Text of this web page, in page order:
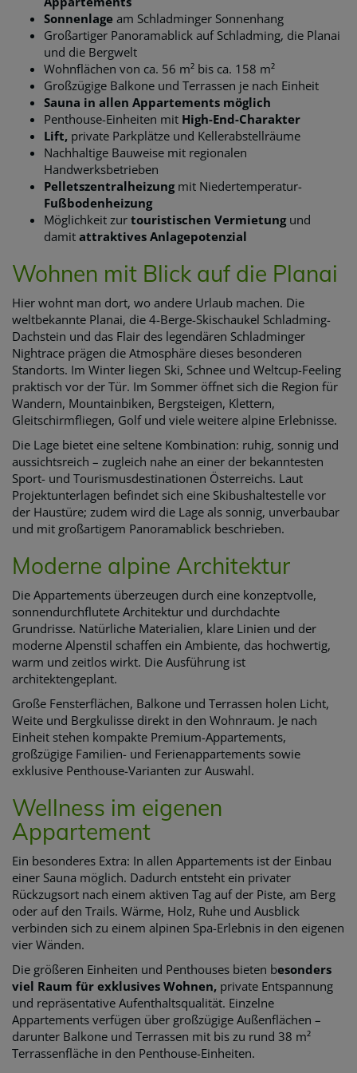
Sonnenlage am Schladminger Sonnenhang
Großartiger Panoramablick auf Schladming, die Planai
und die Bergwelt
Wohnflächen von ca. 56 m² bis ca. 158 m²
Großzügige Balkone und Terrassen je nach Einheit
Sauna in allen Appartements möglich
Penthouse-Einheiten mit High-End-Charakter
Lift, private Parkplätze und Kellerabstellräume
Nachhaltige Bauweise mit regionalen
Handwerksbetrieben
Pelletszentralheizung mit Niedertemperatur-
Fußbodenheizung
Möglichkeit zur touristischen Vermietungund
damit attraktives Anlagepotenzial
Wohnen mit Blick auf die Planai
Hier wohnt man dort, wo andere Urlaub machen. Die
weltbekannte Planai, die 4-Berge-Skischaukel Schladming-
Dachstein und das Flair des legendären Schladminger
Nightrace prägen die Atmosphäre dieses besonderen
Standorts. Im Winter liegen Ski, Schnee und Weltcup-Feeling
praktisch vor der Tür. Im Sommer öffnet sich die Region für
Wandern, Mountainbiken, Bergsteigen, Klettern,
Gleitschirmfliegen, Golf und viele weitere alpine Erlebnisse.
Die Lage bietet eine seltene Kombination: ruhig, sonnig und
aussichtsreich – zugleich nahe an einer der bekanntesten
Sport- und Tourismusdestinationen Österreichs. Laut
Projektunterlagen befindet sich eine Skibushaltestelle vor
der Haustüre; zudem wird die Lage als sonnig, unverbaubar
und mit großartigem Panoramablick beschrieben.
Moderne alpine Architektur
Die Appartements überzeugen durch eine konzeptvolle,
sonnendurchflutete Architektur und durchdachte
Grundrisse. Natürliche Materialien, klare Linien und der
moderne Alpenstil schaffen ein Ambiente, das hochwertig,
warm und zeitlos wirkt. Die Ausführung ist
architektengeplant.
Große Fensterflächen, Balkone und Terrassen holen Licht,
Weite und Bergkulisse direkt in den Wohnraum. Je nach
Einheit stehen kompakte Premium-Appartements,
großzügige Familien- und Ferienappartements sowie
exklusive Penthouse-Varianten zur Auswahl.
Wellness im eigenen
Appartement
Ein besonderes Extra: In allen Appartements ist der Einbau
einer Sauna möglich. Dadurch entsteht ein privater
Rückzugsort nach einem aktiven Tag auf der Piste, am Berg
oder auf den Trails. Wärme, Holz, Ruhe und Ausblick
verbinden sich zu einem alpinen Spa-Erlebnis in den eigenen
vier Wänden.
Die größeren Einheiten und Penthouses bieten besonders
viel Raum für exklusives Wohnen, private Entspannung
und repräsentative Aufenthaltsqualität. Einzelne
Appartements verfügen über großzügige Außenflächen –
darunter Balkone und Terrassen mit bis zu rund 38 m²
Terrassenfläche in den Penthouse-Einheiten.